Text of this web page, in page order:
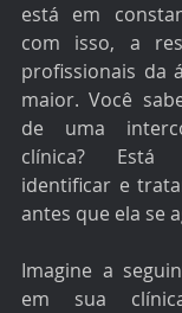
está em
com isso, a
profissionais da
maior. Você
de uma
clínica? Está
identificar e
antes que ela se
Imagine a
em sua